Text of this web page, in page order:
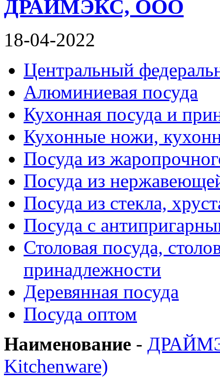
ДРАЙМЭКС, ООО
18-04-2022
Центральный
Алюминиевая посуда
Кухонная посуда и
Кухонные ножи,
Посуда из
Посуда из
Посуда из стекла,
Посуда с
Столовая посуда,
принадлежности
Деревянная посуда
Посуда оптом
Наименование -
Kitchenware)